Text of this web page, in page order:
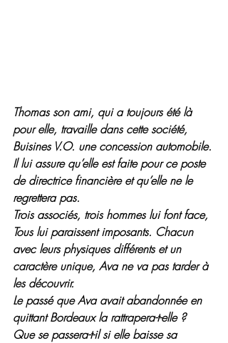
Thomas son ami, qui a toujours été là
pour elle, travaille dans cette société,
Buisines V.O. une concession automobile.
Il lui assure qu’elle est faite pour ce poste
de directrice financière et qu’elle ne le
regrettera pas.
Trois associés, trois hommes lui font face,
Tous lui paraissent imposants. Chacun
avec leurs physiques différents et un
caractère unique, Ava ne va pas tarder à
les découvrir.
Le passé que Ava avait abandonnée en
quittant Bordeaux la rattrapera-t-elle ?
Que se passera-t-il si elle baisse sa